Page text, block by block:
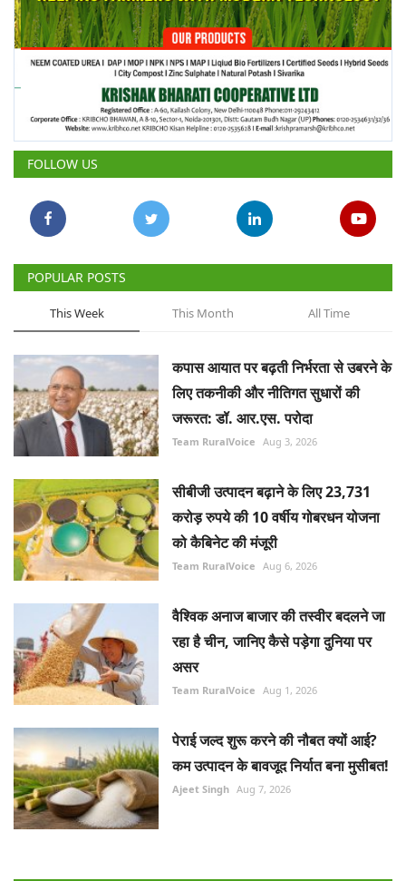
FOLLOW US
POPULAR POSTS
This Week This Month All Time
कपास आयात पर बढ़ती निर्भरता से उबरने के
लिए तकनीकी और नीतिगत सुधारों की
जरूरत: डॉ. आर.एस. परोदा
Team RuralVoice Aug 3, 2026
सीबीजी उत्पादन बढ़ाने के लिए 23,731
करोड़ रुपये की 10 वर्षीय गोबरधन योजना
को कैबिनेट की मंजूरी
Team RuralVoice Aug 6, 2026
वैश्विक अनाज बाजार की तस्वीर बदलने जा
रहा है चीन, जानिए कैसे पड़ेगा दुनिया पर
असर
Team RuralVoice Aug 1, 2026
पेराई जल्द शुरू करने की नौबत क्यों आई?
कम उत्पादन के बावजूद निर्यात बना मुसीबत!
Ajeet Singh Aug 7, 2026